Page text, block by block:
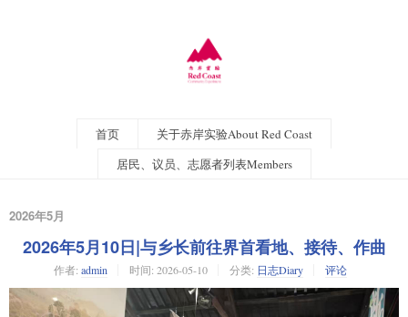
首页
关于赤岸实验About Red Coast
居民、议员、志愿者列表Members
2026年5月
2026年5月10日|与乡长前往界首看地、接待、作曲
作者: admin 时间: 2026-05-10 分类: 日志Diary 评论